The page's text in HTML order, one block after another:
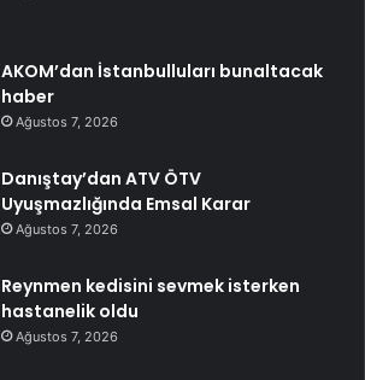
AKOM’dan İstanbulluları bunaltacak
haber
Ağustos 7, 2026
Danıştay’dan ATV ÖTV
Uyuşmazlığında Emsal Karar
Ağustos 7, 2026
Reynmen kedisini sevmek isterken
hastanelik oldu
Ağustos 7, 2026